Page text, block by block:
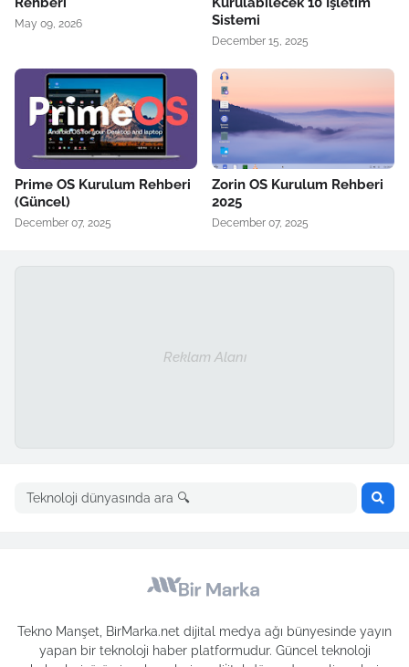
May 09, 2026
Sistemi
December 15, 2025
Prime OS Kurulum Rehberi
(Güncel)
December 07, 2025
Zorin OS Kurulum Rehberi
2025
December 07, 2025
Reklam Alanı
Tekno Manşet, BirMarka.net dijital medya ağı bünyesinde yayın
yapan bir teknoloji haber platformudur. Güncel teknoloji